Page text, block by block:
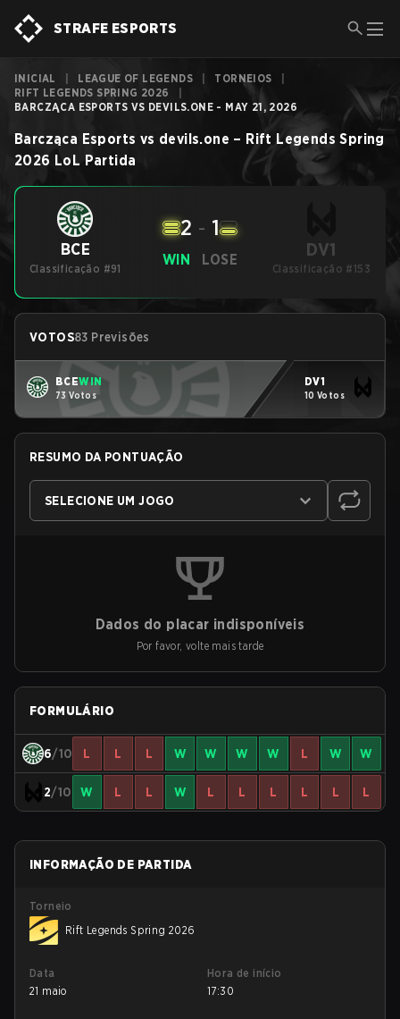
STRAFE ESPORTS
INICIAL LEAGUE OF LEGENDS TORNEIOS
RIFT LEGENDS SPRING 2026
BARCZĄCA ESPORTS VS DEVILS.ONE - MAY 21, 2026
Barcząca Esports vs devils.one – Rift Legends Spring
2026 LoL Partida
BCE
Classificação #91
WIN
2 - 1
LOSE DV1
Classificação #153
VOTOS83 Previsões
BCEWIN
73 Votos
DV1
10 Votos
RESUMO DA PONTUAÇÃO
SELECIONE UM JOGO
Dados do placar indisponíveis
Por favor, volte mais tarde
FORMULÁRIO
6/10 L L L W W W W L W W
2/10 W L L W L L L L L L
INFORMAÇÃO DE PARTIDA
Torneio
Rift Legends Spring 2026
Data
21 maio
Hora de início
17:30